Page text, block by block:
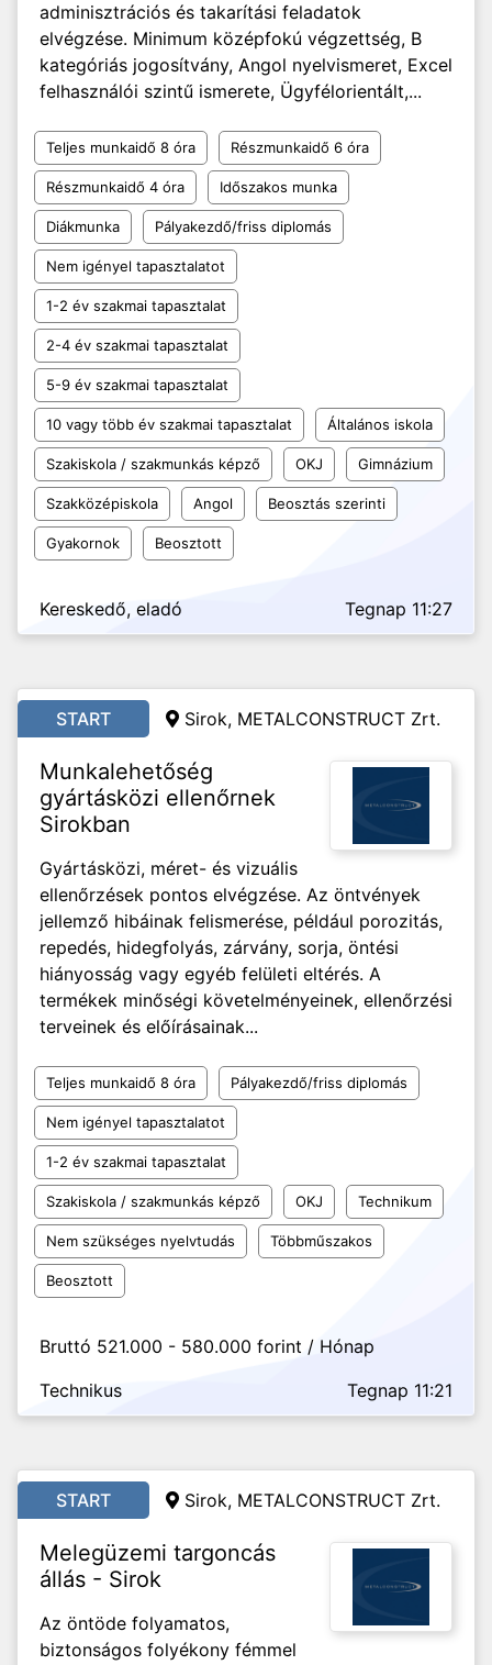
adminisztrációs és takarítási feladatok
elvégzése. Minimum középfokú végzettség, B
kategóriás jogosítvány, Angol nyelvismeret, Excel
felhasználói szintű ismerete, Ügyfélorientált,...
Teljes munkaidő 8 óra Részmunkaidő 6 óra
Részmunkaidő 4 óra Időszakos munka
Diákmunka Pályakezdő/friss diplomás
Nem igényel tapasztalatot
1-2 év szakmai tapasztalat
2-4 év szakmai tapasztalat
5-9 év szakmai tapasztalat
10 vagy több év szakmai tapasztalat Általános iskola
Szakiskola / szakmunkás képző OKJ Gimnázium
Szakközépiskola Angol Beosztás szerinti
Gyakornok Beosztott
Kereskedő, eladó Tegnap 11:27
START Sirok, METALCONSTRUCT Zrt.
Munkalehetőség
gyártásközi ellenőrnek
Sirokban
Gyártásközi, méret- és vizuális
ellenőrzések pontos elvégzése. Az öntvények
jellemző hibáinak felismerése, például porozitás,
repedés, hidegfolyás, zárvány, sorja, öntési
hiányosság vagy egyéb felületi eltérés. A
termékek minőségi követelményeinek, ellenőrzési
terveinek és előírásainak...
Teljes munkaidő 8 óra Pályakezdő/friss diplomás
Nem igényel tapasztalatot
1-2 év szakmai tapasztalat
Szakiskola / szakmunkás képző OKJ Technikum
Nem szükséges nyelvtudás Többműszakos
Beosztott
Bruttó 521.000 - 580.000 forint / Hónap
Technikus
Tegnap 11:21
START Sirok, METALCONSTRUCT Zrt.
Melegüzemi targoncás
állás - Sirok
Az öntöde folyamatos,
biztonságos folyékony fémmel